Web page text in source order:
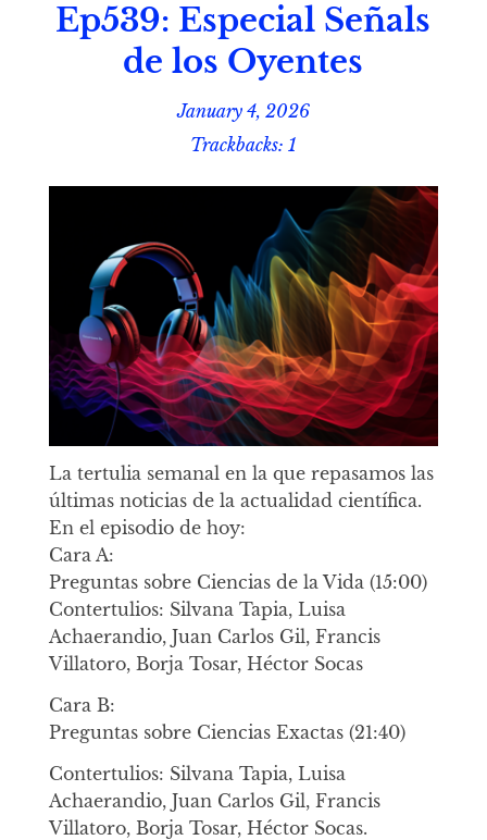
Ep539: Especial Señals
de los Oyentes
January 4, 2026
Trackbacks: 1
La tertulia semanal en la que repasamos las
últimas noticias de la actualidad científica.
En el episodio de hoy:
Cara A:
Preguntas sobre Ciencias de la Vida (15:00)
Contertulios: Silvana Tapia, Luisa
Achaerandio, Juan Carlos Gil, Francis
Villatoro, Borja Tosar, Héctor Socas
Cara B:
Preguntas sobre Ciencias Exactas (21:40)
Contertulios: Silvana Tapia, Luisa
Achaerandio, Juan Carlos Gil, Francis
Villatoro, Borja Tosar, Héctor Socas.